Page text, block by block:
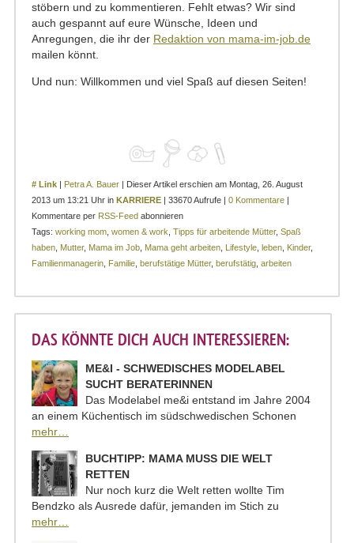
stöbern und zu kommentieren. Fehlt etwas? Wir sind
auch gespannt auf eure Wünsche, Ideen und
Anregungen, die ihr der Redaktion von mama-im-job.de
mailen könnt.
Und nun: Willkommen und viel Spaß auf diesen Seiten!
# Link | Petra A. Bauer | Dieser Artikel erschien am Montag, 26. August
2013 um 13:21 Uhr in KARRIERE | 33670 Aufrufe | 0 Kommentare |
Kommentare per RSS-Feed abonnieren
Tags: working mom women & work Tipps für arbeitende Mütter, Spaß
haben Mutter, Mama im Job Mama geht arbeiten Lifestyle leben Kinder,
Familienmanagerin Familie berufstätige Mütter, berufstätig arbeiten
DAS KÖNNTE DICH AUCH INTERESSIEREN:
ME&I - SCHWEDISCHES MODELABEL
SUCHT BERATERINNEN
Das Modelabel me&i entstand im Jahre 2004
an einem Küchentisch im südschwedischen Schonen
mehr…
BUCHTIPP: MAMA MUSS DIE WELT
RETTEN
Nur noch kurz die Welt retten wollte Tim
Bendzko als Ausrede dafür, jemanden im Stich zu
mehr…